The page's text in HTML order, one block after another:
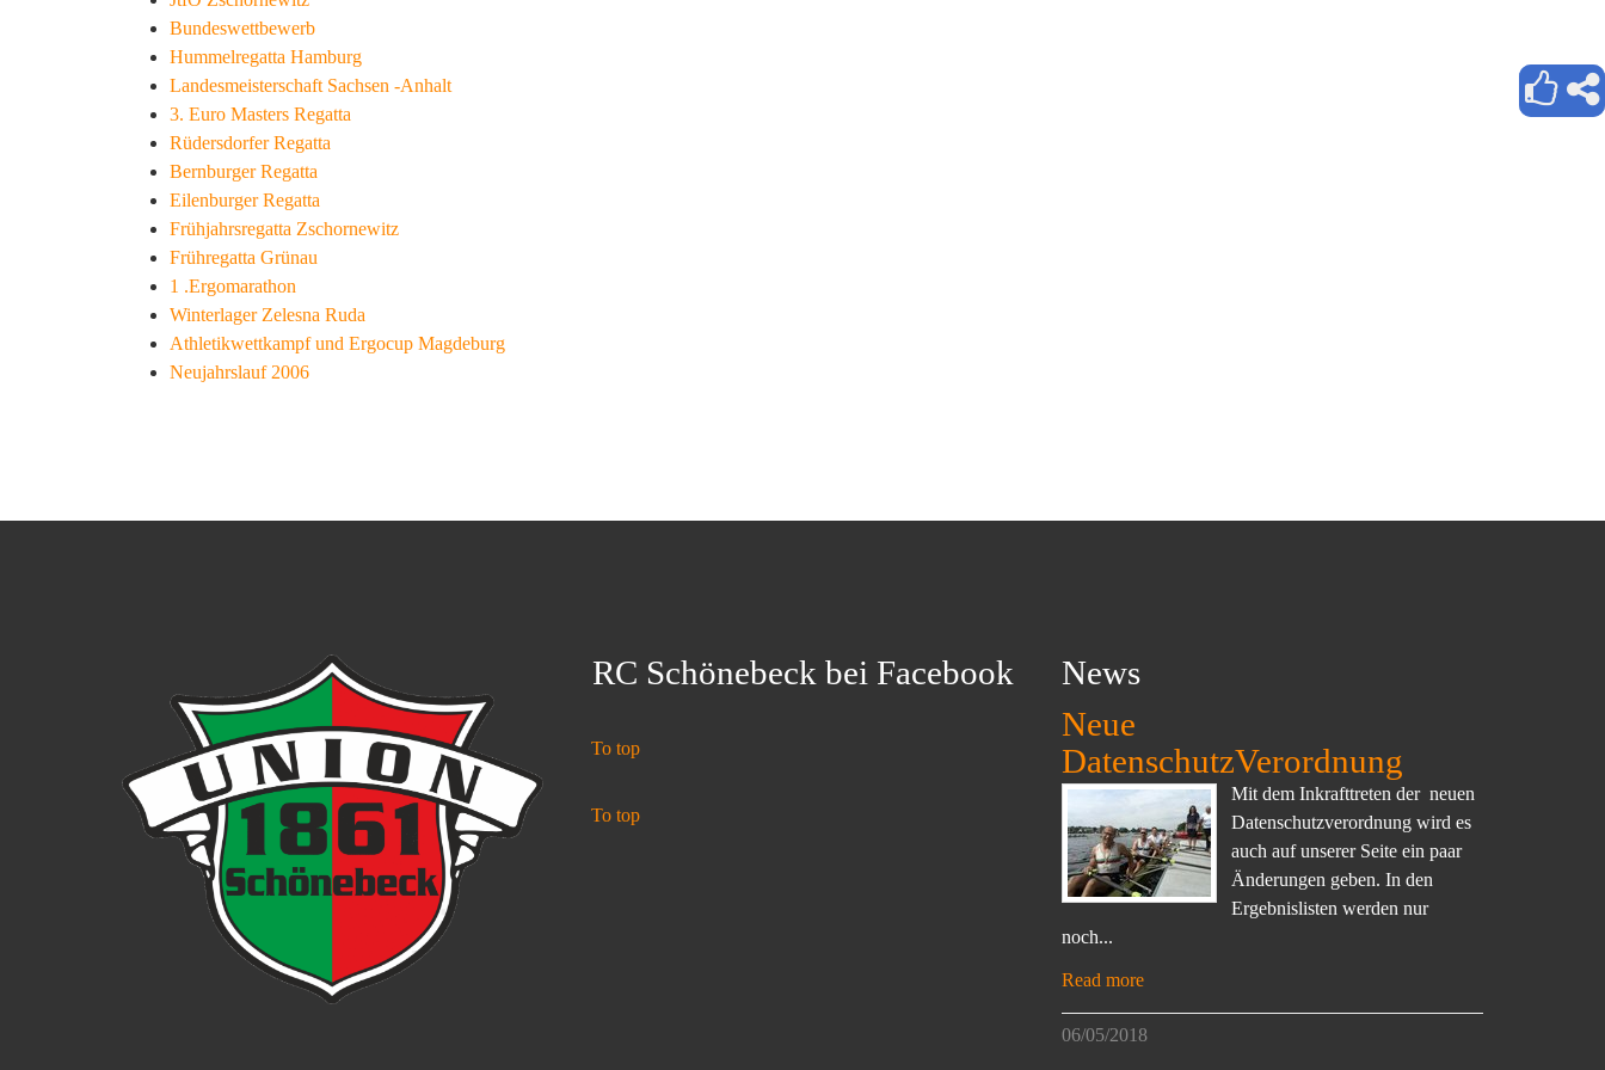
Bundeswettbewerb
Hummelregatta Hamburg
Landesmeisterschaft Sachsen -Anhalt
3. Euro Masters Regatta
Rüdersdorfer Regatta
Bernburger Regatta
Eilenburger Regatta
Frühjahrsregatta Zschornewitz
Frühregatta Grünau
1 .Ergomarathon
Winterlager Zelesna Ruda
Athletikwettkampf und Ergocup Magdeburg
Neujahrslauf 2006
RC Schönebeck bei Facebook
To top
To top
News
Neue
DatenschutzVerordnung
Mit dem Inkrafttreten der neuen
Datenschutzverordnung wird es
auch auf unserer Seite ein paar
Änderungen geben. In den
Ergebnislisten werden nur
noch...
Read more
06/05/2018